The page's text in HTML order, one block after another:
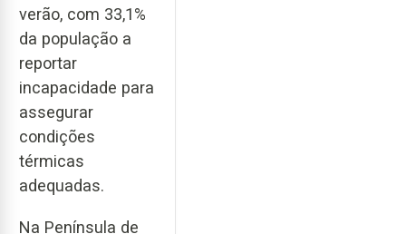
verão, com 33,1%
da população a
reportar
incapacidade para
assegurar
condições
térmicas
adequadas.
Na Península de